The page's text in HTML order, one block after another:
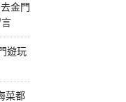
金門
遊玩
菜都